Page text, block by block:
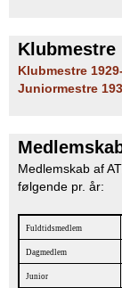
Klubmestre
Klubmestre
Juniormestre
Medlemskab af
følgende pr. år:
Fuldtidsmedlem
Dagmedlem
Junior